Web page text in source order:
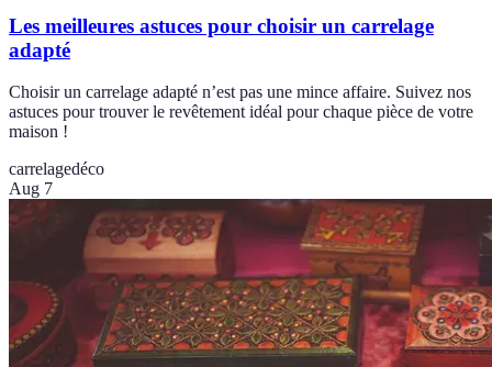
Les meilleures astuces pour choisir un carrelage
adapté
Choisir un carrelage adapté n’est pas une mince affaire. Suivez nos
astuces pour trouver le revêtement idéal pour chaque pièce de votre
maison !
carrelagedéco
Aug 7